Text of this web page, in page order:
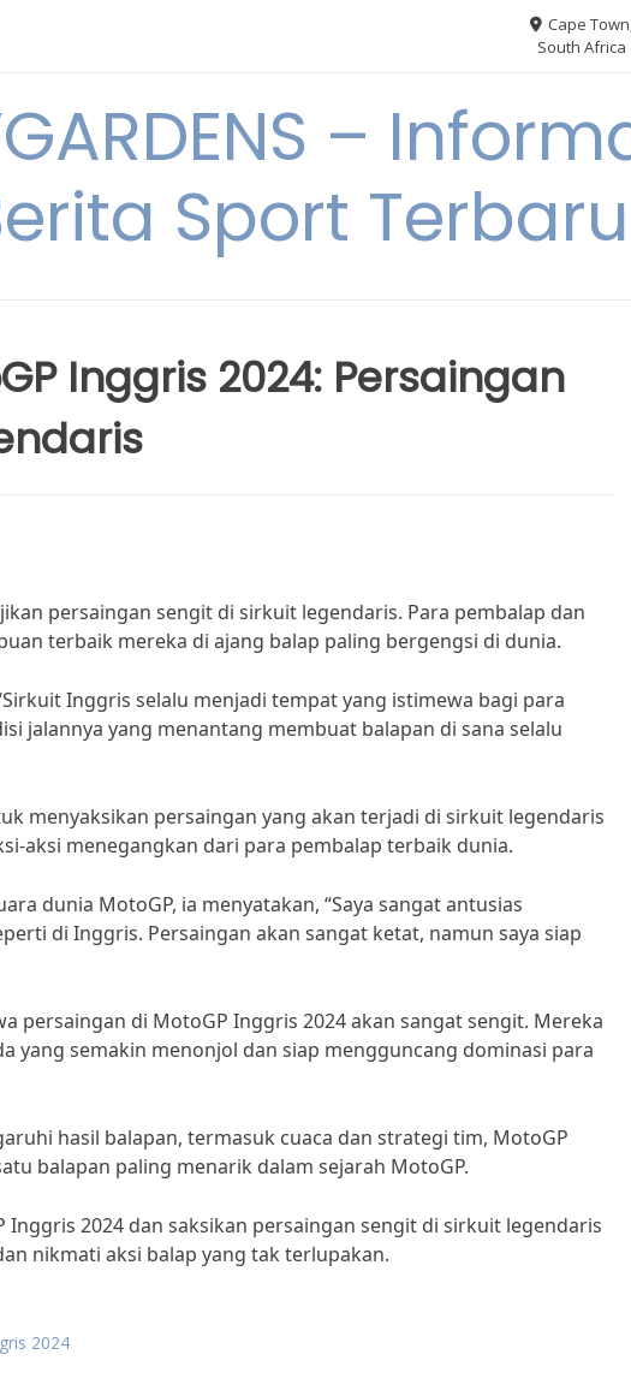
Cape
South Africa
–
Sport Terbaru
Inggris 2024: Persaingan
persaingan sengit di sirkuit legendaris. Para pembalap dan
terbaik mereka di ajang balap paling bergengsi di dunia.
Inggris selalu menjadi tempat yang istimewa bagi para
jalannya yang menantang membuat balapan di sana selalu
menyaksikan persaingan yang akan terjadi di sirkuit legendaris
aksi menegangkan dari para pembalap terbaik dunia.
dunia MotoGP, ia menyatakan, “Saya sangat antusias
di Inggris. Persaingan akan sangat ketat, namun saya siap
persaingan di MotoGP Inggris 2024 akan sangat sengit. Mereka
yang semakin menonjol dan siap mengguncang dominasi para
hasil balapan, termasuk cuaca dan strategi tim, MotoGP
balapan paling menarik dalam sejarah MotoGP.
2024 dan saksikan persaingan sengit di sirkuit legendaris
nikmati aksi balap yang tak terlupakan.
2024